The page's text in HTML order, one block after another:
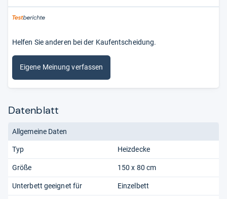
Helfen Sie anderen bei der Kaufentscheidung.
Eigene Meinung verfassen
Datenblatt
Allgemeine Daten
Typ Heizdecke
Größe 150 x 80 cm
Unterbett geeignet für Einzelbett